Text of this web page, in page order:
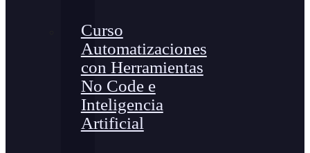
Curso
Automatizaciones
con Herramientas
No Code e
Inteligencia
Artificial